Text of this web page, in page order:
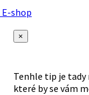
shop
×
Tenhle tip je tady
které by se vám